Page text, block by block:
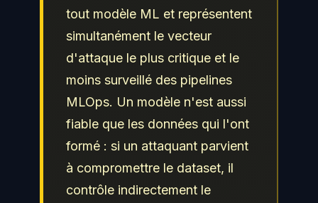
tout modèle ML et représentent
simultanément le vecteur
d'attaque le plus critique et le
moins surveillé des pipelines
MLOps. Un modèle n'est aussi
fiable que les données qui l'ont
formé : si un attaquant parvient
à compromettre le dataset, il
contrôle indirectement le